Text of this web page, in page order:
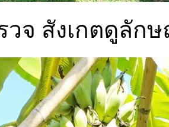
วจ สังเกตดูลัก